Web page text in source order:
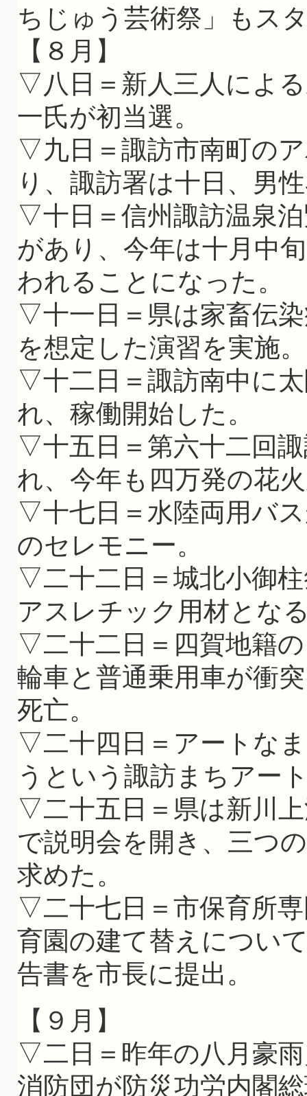
ちじゅう芸術祭」もス
【８月】
▽八日＝新人三人によ
一氏が初当選。
▽九日＝諏訪市南町の
り、諏訪署は十日、男
▽十日＝信州諏訪温泉
があり、今年は十月中
われることになった。
▽十一日＝県は家畜伝
を想定した演習を実施。
▽十二日＝諏訪南中に
れ、稼働開始した。
▽十五日＝第六十二回
れ、今年も四万発の花
▽十七日＝水陸両用バ
のセレモニー。
▽二十二日＝城北小御
アスレチック用材とな
▽二十二日＝四賀地籍
輪車と普通乗用車が衝
死亡。
▽二十四日＝アートな
うという諏訪まちアー
▽二十五日＝県は新川
で説明会を開き、三つ
求めた。
▽二十七日＝市保育所
育園の建て替えについ
告書を市長に提出。
【９月】
▽二日＝昨年の八月豪
消防団が防災功労内閣